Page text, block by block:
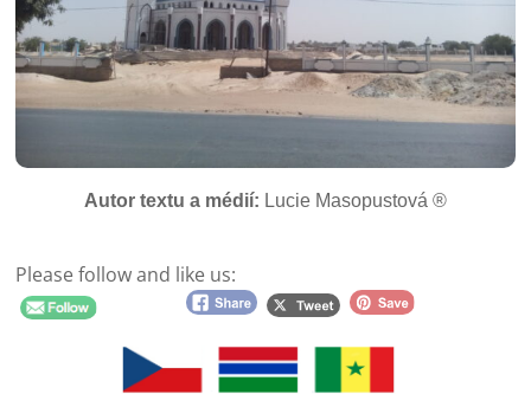
Autor textu a médií: Lucie Masopustová ®
Please follow and like us: